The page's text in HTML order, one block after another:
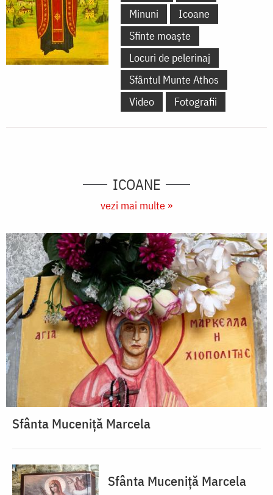
Minuni
Icoane
Sfinte moaște
Locuri de pelerinaj
Sfântul Munte Athos
Video
Fotografii
ICOANE
vezi mai multe »
Sfânta Muceniță Marcela
Sfânta Muceniță Marcela